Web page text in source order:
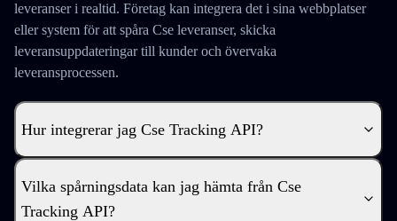
leveranser i realtid. Företag kan integrera det i sina webbplatser
eller system för att spåra Cse leveranser, skicka
leveransuppdateringar till kunder och övervaka
leveransprocessen.
Hur integrerar jag Cse Tracking API?
Vilka spårningsdata kan jag hämta från Cse
Tracking API?